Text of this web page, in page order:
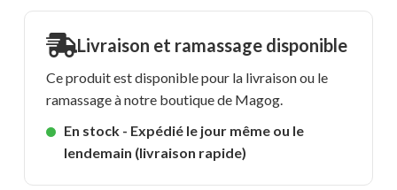
Livraison et ramassage disponible
Ce produit est disponible pour la livraison ou le
ramassage à notre boutique de Magog.
En stock - Expédié le jour même ou le
lendemain (livraison rapide)